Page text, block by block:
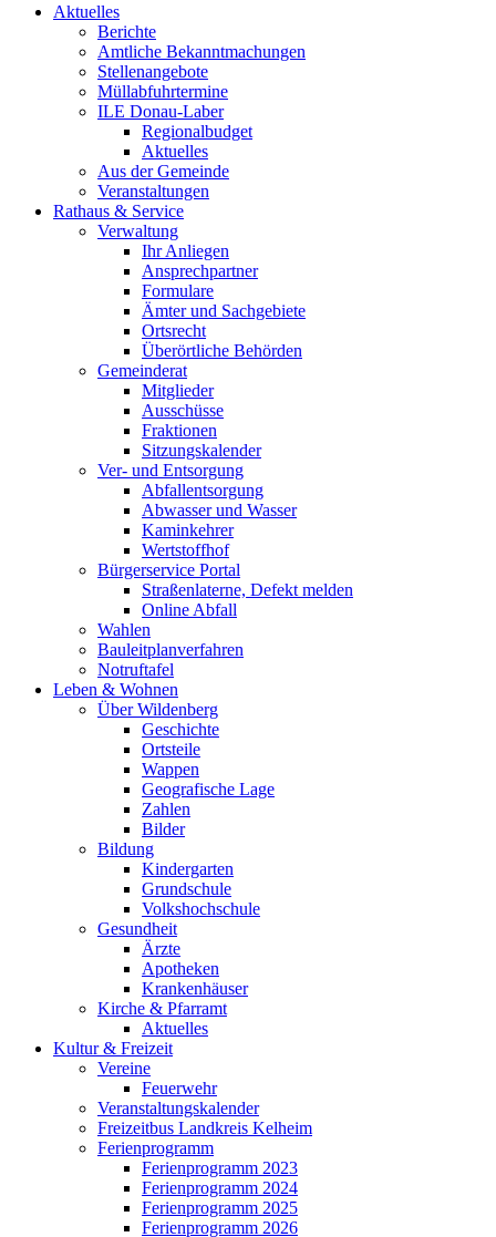
Aktuelles
Berichte
Amtliche Bekanntmachungen
Stellenangebote
Müllabfuhrtermine
ILE Donau-Laber
Regionalbudget
Aktuelles
Aus der Gemeinde
Veranstaltungen
Rathaus & Service
Verwaltung
Ihr Anliegen
Ansprechpartner
Formulare
Ämter und Sachgebiete
Ortsrecht
Überörtliche Behörden
Gemeinderat
Mitglieder
Ausschüsse
Fraktionen
Sitzungskalender
Ver- und Entsorgung
Abfallentsorgung
Abwasser und Wasser
Kaminkehrer
Wertstoffhof
Bürgerservice Portal
Straßenlaterne, Defekt melden
Online Abfall
Wahlen
Bauleitplanverfahren
Notruftafel
Leben & Wohnen
Über Wildenberg
Geschichte
Ortsteile
Wappen
Geografische Lage
Zahlen
Bilder
Bildung
Kindergarten
Grundschule
Volkshochschule
Gesundheit
Ärzte
Apotheken
Krankenhäuser
Kirche & Pfarramt
Aktuelles
Kultur & Freizeit
Vereine
Feuerwehr
Veranstaltungskalender
Freizeitbus Landkreis Kelheim
Ferienprogramm
Ferienprogramm 2023
Ferienprogramm 2024
Ferienprogramm 2025
Ferienprogramm 2026